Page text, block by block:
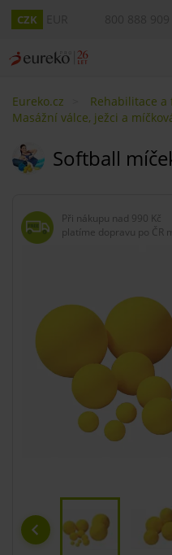
CZK
Eureko.cz
Rehabilitace a
Masážní válce, ježci a
Softball
Při nákupu nad 990 Kč
platíme dopravu po ČR